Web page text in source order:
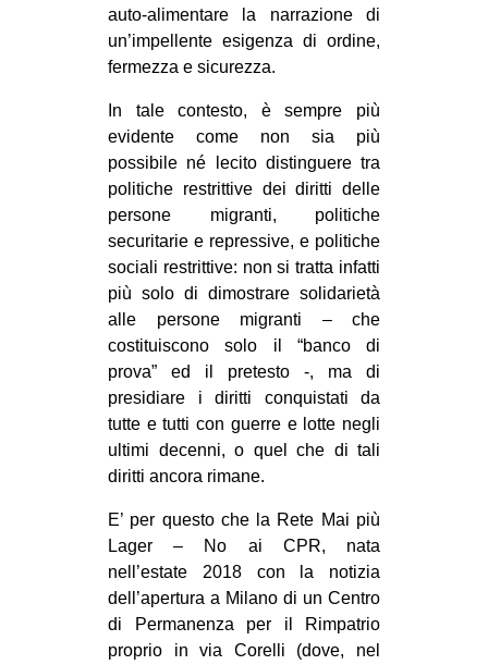
auto-alimentare la narrazione di
un’impellente esigenza di ordine,
fermezza e sicurezza.
In tale contesto, è sempre più
evidente come non sia più
possibile né lecito distinguere tra
politiche restrittive dei diritti delle
persone migranti, politiche
securitarie e repressive, e politiche
sociali restrittive: non si tratta infatti
più solo di dimostrare solidarietà
alle persone migranti – che
costituiscono solo il “banco di
prova” ed il pretesto -, ma di
presidiare i diritti conquistati da
tutte e tutti con guerre e lotte negli
ultimi decenni, o quel che di tali
diritti ancora rimane.
E’ per questo che la Rete Mai più
Lager – No ai CPR, nata
nell’estate 2018 con la notizia
dell’apertura a Milano di un Centro
di Permanenza per il Rimpatrio
proprio in via Corelli (dove, nel